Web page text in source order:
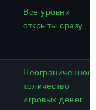
Все уровни
открыты сразу
Неограниченное
количество
игровых денег